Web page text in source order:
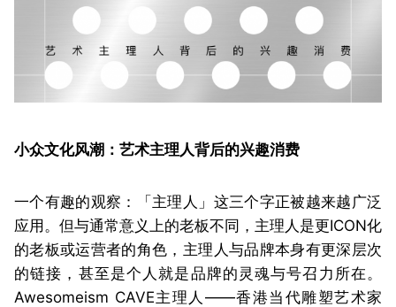
小众文化风潮：艺术主理人背后的兴趣消费
一个有趣的观察：「主理人」这三个字正被越来越广泛
应用。但与通常意义上的老板不同，主理人是更ICON化
的老板或运营者的角色，主理人与品牌本身有更深层次
的链接，甚至是个人就是品牌的灵魂与号召力所在。
Awesomeism CAVE主理人——香港当代雕塑艺术家